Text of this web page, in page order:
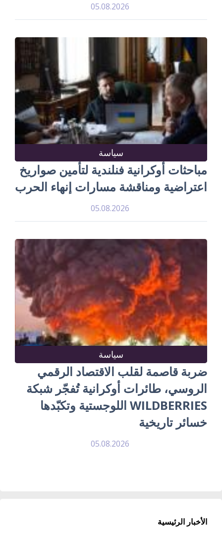
05.08.2026
سياسة
مباحثات أوكرانية فنلندية لتأمين صواريخ
اعتراضية ومناقشة مسارات إنهاء الحرب
05.08.2026
سياسة
ضربة قاصمة لقلب الاقتصاد الرقمي
الروسي، طائرات أوكرانية تُفجّر شبكة
WILDBERRIES اللوجستية وتكبّدها
خسائر تاريخية
05.08.2026
الأخبار الرئيسية